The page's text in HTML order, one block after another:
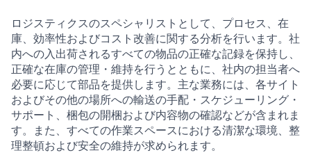
ロジスティクスのスペシャリストとして、プロセス、在
庫、効率性およびコスト改善に関する分析を行います。社
内への入出荷されるすべての物品の正確な記録を保持し、
正確な在庫の管理・維持を行うとともに、社内の担当者へ
必要に応じて部品を提供します。主な業務には、各サイト
およびその他の場所への輸送の手配・スケジューリング・
サポート、梱包の開梱および内容物の確認などが含まれま
す。また、すべての作業スペースにおける清潔な環境、整
理整頓および安全の維持が求められます。